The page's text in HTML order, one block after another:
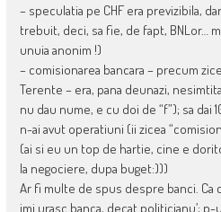
– speculatia pe CHF era previzibila,
trebuit, deci, sa fie, de fapt, BNLor…
unuia anonim !)
– comisionarea bancara – precum
Terente – era, pana deunazi,
nu dau nume, e cu doi de “f”); sa dai
n-ai avut operatiuni (ii zicea
(ai si eu un top de hartie, cine e
la negociere, dupa buget:)))
Ar fi multe de spus despre banci. Ca
imi urasc banca, decat politicianu’; p-